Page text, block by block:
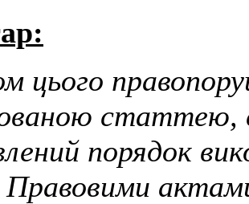
цього
статтею,
порядок
Правовими